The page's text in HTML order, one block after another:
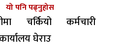
यो पनि पढ्नुहोस
चर्कियो कर्मचारी
घेराउ